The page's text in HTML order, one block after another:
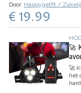
de
Door: Happygetfit /
€ 19.99
🚀
🚀
het